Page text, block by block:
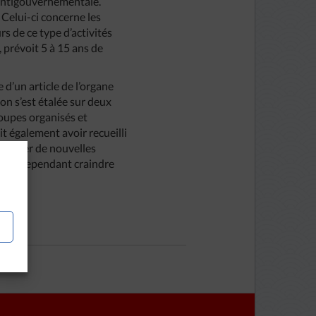
ci concerne les
de ce type d’activités
5 à 15 ans de
article de l’organe
s’est étalée sur deux
organisés et
également avoir recueilli
de nouvelles
fait cependant craindre